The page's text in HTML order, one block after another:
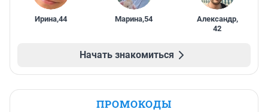
Ирина,44 Марина,54 Александр,
42
Начать знакомиться
ПРОМОКОДЫ